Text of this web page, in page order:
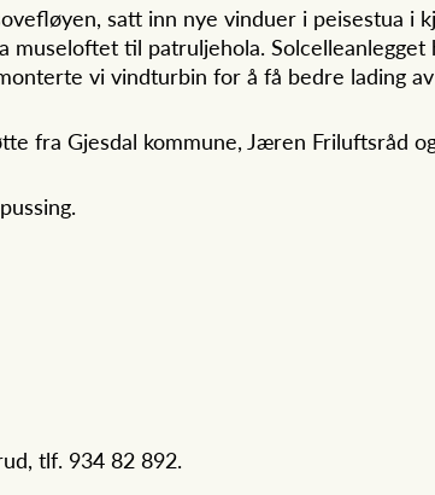
satt inn nye vinduer i peisestua i
til patruljehola.
vi vindturbin for å få bedre lading
fra Gjesdal kommune, Jæren Friluftsråd
tlf. 934 82 892.